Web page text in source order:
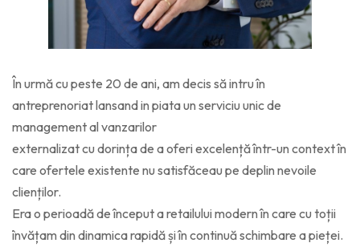
În urmă cu peste 20 de ani, am decis să intru în
antreprenoriat lansand in piata un serviciu unic de
management al vanzarilor
externalizat cu dorința de a oferi excelență într-un context în
care ofertele existente nu satisfăceau pe deplin nevoile
clienților.
Era o perioadă de început a retailului modern în care cu toții
învățam din dinamica rapidă și în continuă schimbare a pieței.